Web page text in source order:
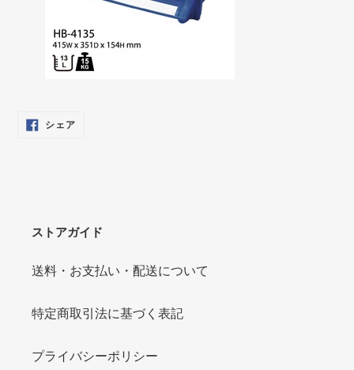
シェアFACEBOOK
ストアガイド
送料・お支払い・配送について
特定商取引法に基づく表記
プライバシーポリシー